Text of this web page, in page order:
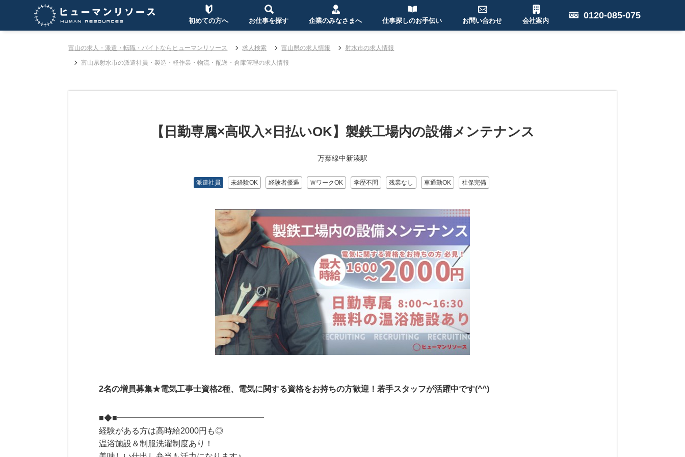
初めての方へ お仕事を探す 企業のみなさまへ 仕事探しのお手伝い お問い合わせ 会社案内
0120-085-075
富山の求人・派遣・転職・バイトならヒューマンリソース 求人検索 富山県の求人情報 射水市の求人情報
富山県射水市の派遣社員・製造・軽作業・物流・配送・倉庫管理の求人情報
【日勤専属×高収入×日払いOK】製鉄工場内の設備メンテナンス
万葉線中新湊駅
派遣社員 未経験OK 経験者優遇 ＷワークOK 学歴不問 残業なし 車通勤OK 社保完備
2名の増員募集★電気工事士資格2種、電気に関する資格をお持ちの方歓迎！若手スタッフが活躍中です(^^)
■◆■━━━━━━━━━━━━━━━━━━
経験がある方は高時給2000円も◎
温浴施設＆制服洗濯制度あり！